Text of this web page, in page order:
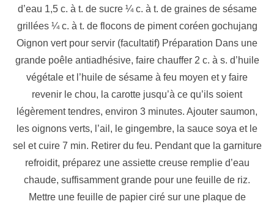
d’eau 1,5 c. à t. de sucre ¼ c. à t. de graines de sésame
grillées ¼ c. à t. de flocons de piment coréen gochujang
Oignon vert pour servir (facultatif) Préparation Dans une
grande poêle antiadhésive, faire chauffer 2 c. à s. d’huile
végétale et l’huile de sésame à feu moyen et y faire
revenir le chou, la carotte jusqu’à ce qu’ils soient
légèrement tendres, environ 3 minutes. Ajouter saumon,
les oignons verts, l’ail, le gingembre, la sauce soya et le
sel et cuire 7 min. Retirer du feu. Pendant que la garniture
refroidit, préparez une assiette creuse remplie d’eau
chaude, suffisamment grande pour une feuille de riz.
Mettre une feuille de papier ciré sur une plaque de